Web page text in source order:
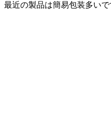
最近の製品は簡易包装多い